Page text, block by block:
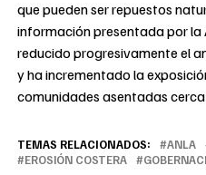
que pueden ser repuestos
información presentada por la
reducido progresivamente el
y ha incrementado la
comunidades asentadas
TEMAS RELACIONADOS: ANLA
EROSIÓN COSTERA